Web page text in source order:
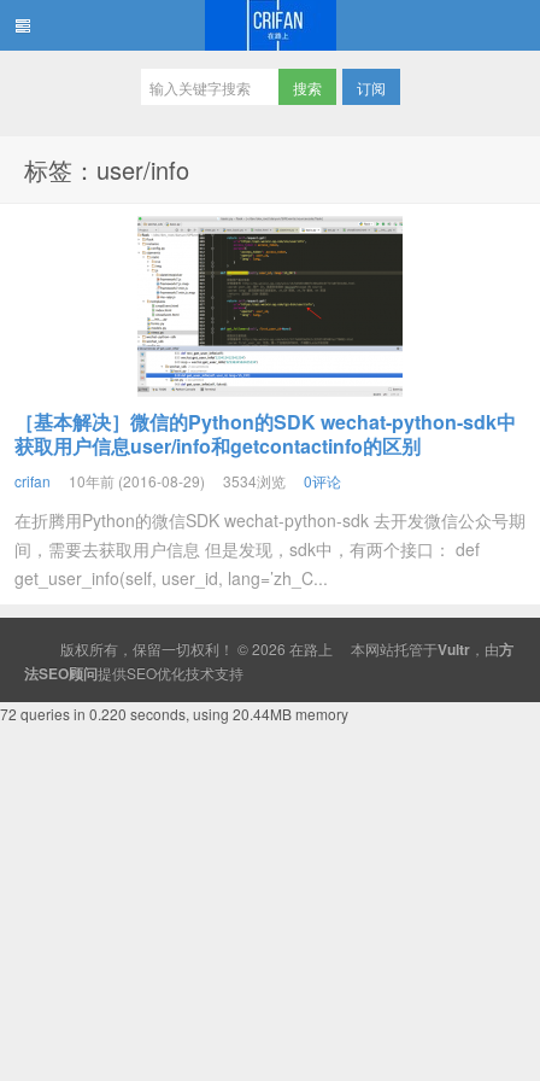
订阅
标签：user/info
［基本解决］微信的Python的SDK wechat-python-sdk中
获取用户信息user/info和getcontactinfo的区别
crifan 10年前 (2016-08-29) 3534浏览 0评论
在折腾用Python的微信SDK wechat-python-sdk 去开发微信公众号期
间，需要去获取用户信息 但是发现，sdk中，有两个接口： def
get_user_info(self, user_id, lang=’zh_C...
版权所有，保留一切权利！ © 2026 在路上 本网站托管于Vultr ，由方
法SEO顾问提供SEO优化技术支持
72 queries in 0.220 seconds, using 20.44MB memory